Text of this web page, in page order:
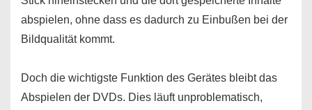
abspielen, ohne dass es dadurch zu Einbußen bei der
Bildqualität kommt.
Doch die wichtigste Funktion des Gerätes bleibt das
Abspielen der DVDs. Dies läuft unproblematisch,